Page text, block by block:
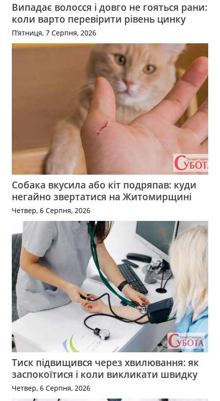
Випадає волосся і довго не гояться рани:
коли варто перевірити рівень цинку
П’ятниця, 7 Серпня, 2026
Собака вкусила або кіт подряпав: куди
негайно звертатися на Житомирщині
Четвер, 6 Серпня, 2026
Тиск підвищився через хвилювання: як
заспокоїтися і коли викликати швидку
Четвер, 6 Серпня, 2026